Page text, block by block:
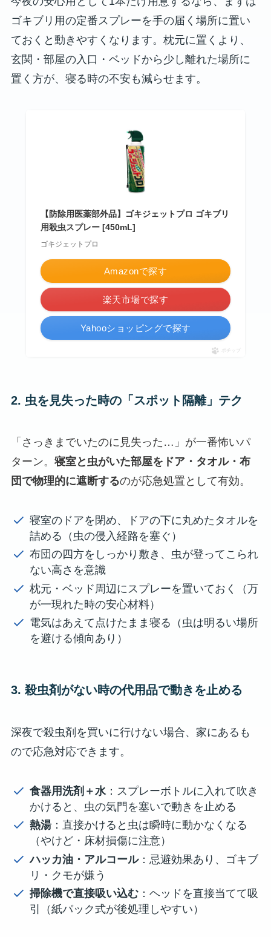
ゴキブリ用の定番スプレーを手の届く場所に置い
ておくと動きやすくなります。枕元に置くより、
玄関・部屋の入口・ベッドから少し離れた場所に
置く方が、寝る時の不安も減らせます。
【防除用医薬部外品】ゴキジェットプロ ゴキブリ
用殺虫スプレー [450mL]
ゴキジェットプロ
Amazonで探す
楽天市場で探す
Yahooショッピングで探す
ポチップ
2. 虫を見失った時の「スポット隔離」テク
「さっきまでいたのに見失った…」が一番怖いパ
ターン。 寝室と虫がいた部屋をドア・タオル・布
団で物理的に遮断するのが応急処置として有効。
寝室のドアを閉め、ドアの下に丸めたタオルを
詰める（虫の侵入経路を塞ぐ）
布団の四方をしっかり敷き、虫が登ってこられ
ない高さを意識
枕元・ベッド周辺にスプレーを置いておく（万
が一現れた時の安心材料）
電気はあえて点けたまま寝る（虫は明るい場所
を避ける傾向あり）
3. 殺虫剤がない時の代用品で動きを止める
深夜で殺虫剤を買いに行けない場合、家にあるも
ので応急対応できます。
食器用洗剤＋水 ：スプレーボトルに入れて吹き
かけると、虫の気門を塞いで動きを止める
熱湯：直接かけると虫は瞬時に動かなくなる
（やけど・床材損傷に注意）
ハッカ油・アルコール：忌避効果あり、ゴキブ
リ・クモが嫌う
掃除機で直接吸い込む ：ヘッドを直接当てて吸
引（紙パック式が後処理しやすい）